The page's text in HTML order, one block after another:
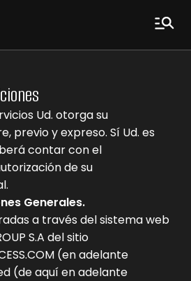
Ud. otorga su
previo y expreso. Sí Ud. es
contar con el
de su
Generales.
a través del sistema web
S.A del sitio
(en adelante
(de aquí en adelante